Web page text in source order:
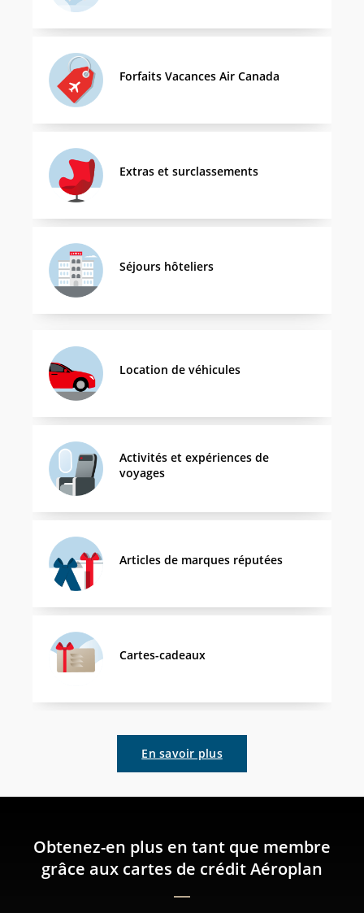
Forfaits Vacances Air Canada
Extras et surclassements
Séjours hôteliers
Location de véhicules
Activités et expériences de
voyages
Articles de marques réputées
Cartes-cadeaux
En savoir plus
Obtenez-en plus en tant que membre
grâce aux cartes de crédit Aéroplan